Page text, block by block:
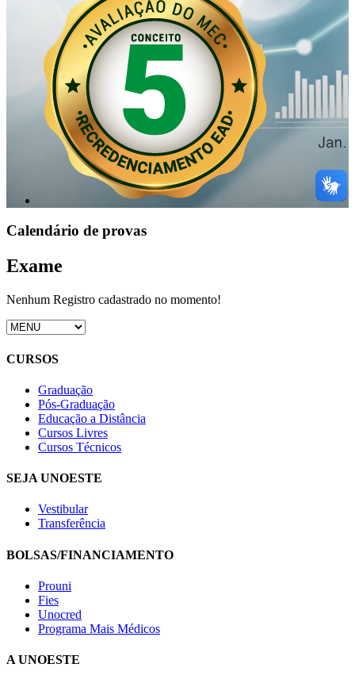
Calendário de provas
Exame
Nenhum Registro cadastrado no momento!
CURSOS
Graduação
Pós-Graduação
Educação a Distância
Cursos Livres
Cursos Técnicos
SEJA UNOESTE
Vestibular
Transferência
BOLSAS/FINANCIAMENTO
Prouni
Fies
Unocred
Programa Mais Médicos
A UNOESTE